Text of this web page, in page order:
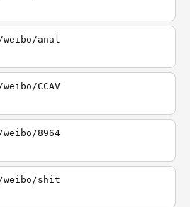
anal
CCAV
8964
weibo/shit